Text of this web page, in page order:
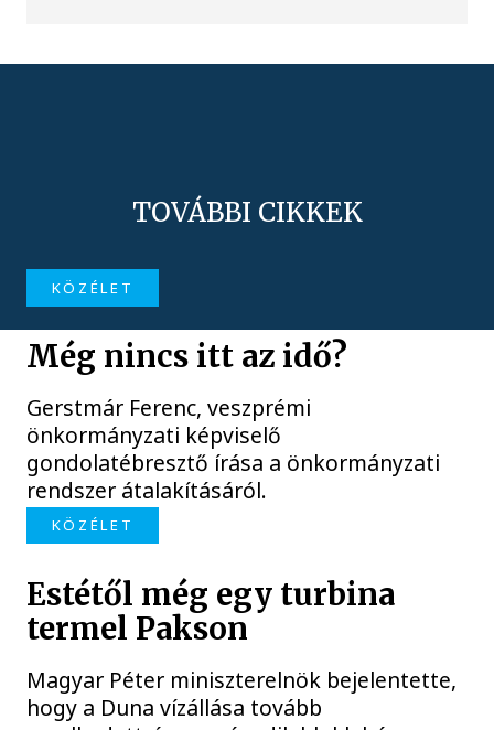
TOVÁBBI CIKKEK
KÖZÉLET
Még nincs itt az idő?
Gerstmár Ferenc, veszprémi
önkormányzati képviselő
gondolatébresztő írása a önkormányzati
rendszer átalakításáról.
KÖZÉLET
Estétől még egy turbina
termel Pakson
Magyar Péter miniszterelnök bejelentette,
hogy a Duna vízállása tovább